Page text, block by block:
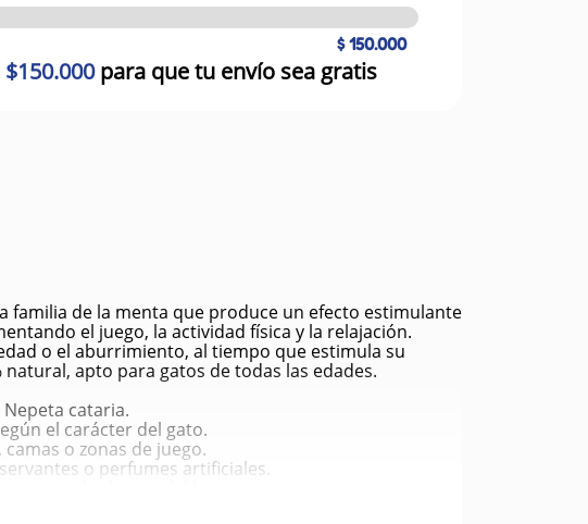
$ 150.000
$150.000para que tu envío sea gratis
familia de la menta que produce un efecto estimulante
el juego, la actividad física y la relajación.
o el aburrimiento, al tiempo que estimula su
apto para gatos de todas las edades.
cataria.
el carácter del gato.
o zonas de juego.
o perfumes artificiales.
mayores.